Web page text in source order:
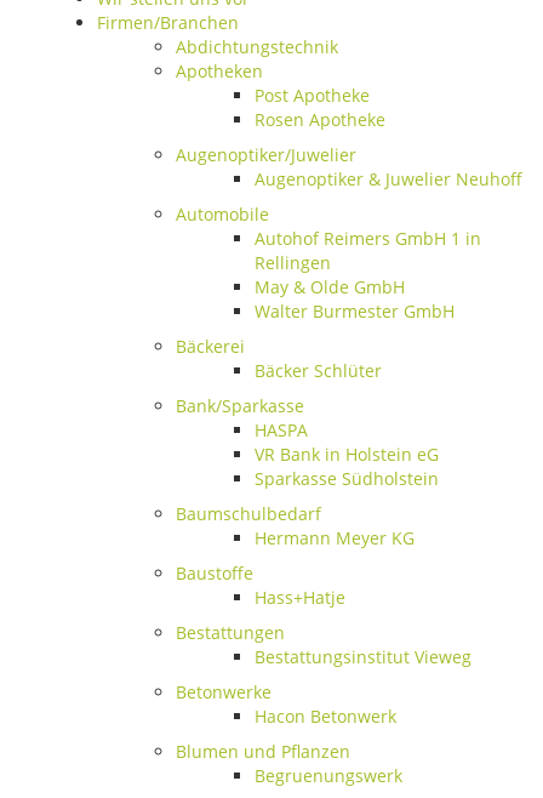
Firmen/Branchen
Abdichtungstechnik
Apotheken
Post Apotheke
Rosen Apotheke
Augenoptiker/Juwelier
Augenoptiker & Juwelier Neuhoff
Automobile
Autohof Reimers GmbH 1 in
Rellingen
May & Olde GmbH
Walter Burmester GmbH
Bäckerei
Bäcker Schlüter
Bank/Sparkasse
HASPA
VR Bank in Holstein eG
Sparkasse Südholstein
Baumschulbedarf
Hermann Meyer KG
Baustoffe
Hass+Hatje
Bestattungen
Bestattungsinstitut Vieweg
Betonwerke
Hacon Betonwerk
Blumen und Pflanzen
Begruenungswerk